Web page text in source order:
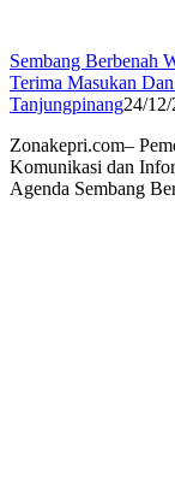
Sembang Berbenah
Terima Masukan
Tanjungpinang24/
Zonakepri.com–
Komunikasi dan
Agenda Sembang